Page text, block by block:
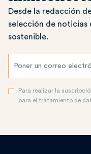
Desde la redacción
selección de noticias
sostenible.
Para realizar la
para el tratamiento de